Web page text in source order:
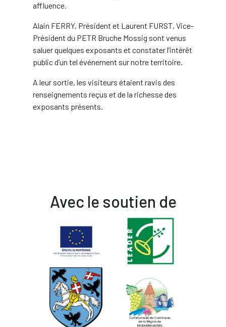
affluence.
Alain FERRY, Président et Laurent FURST, Vice-
Président du PETR Bruche Mossig sont venus
saluer quelques exposants et constater l’intérêt
public d’un tel événement sur notre territoire.
A leur sortie, les visiteurs étaient ravis des
renseignements reçus et de la richesse des
exposants présents.
Avec le soutien de